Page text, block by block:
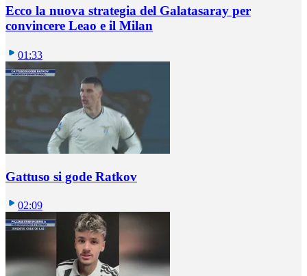
Ecco la nuova strategia del Galatasaray per
convincere Leao e il Milan
01:33
Gattuso si gode Ratkov
02:09